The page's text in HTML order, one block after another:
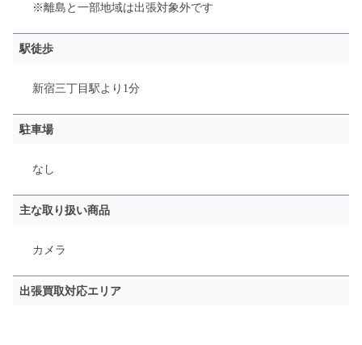
※離島と一部地域は出張対象外です
駅徒歩
新宿三丁目駅より 1分
駐車場
なし
主な取り扱い商品
カメラ
出張買取対応エリア